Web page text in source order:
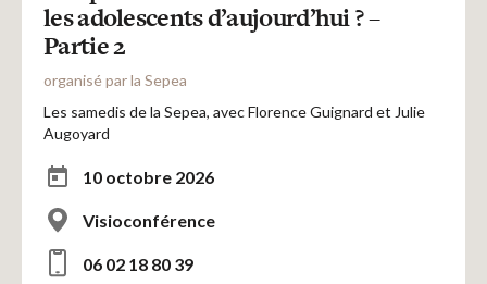
les adolescents d’aujourd’hui ? –
Partie 2
organisé par la Sepea
Les samedis de la Sepea, avec Florence Guignard et Julie
Augoyard
10 octobre 2026
Visioconférence
06 02 18 80 39